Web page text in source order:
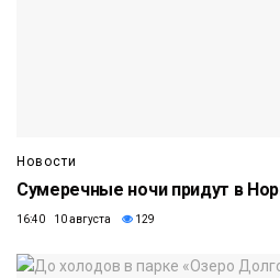
Новости
Сумеречные ночи придут в
16:40 10 августа 129